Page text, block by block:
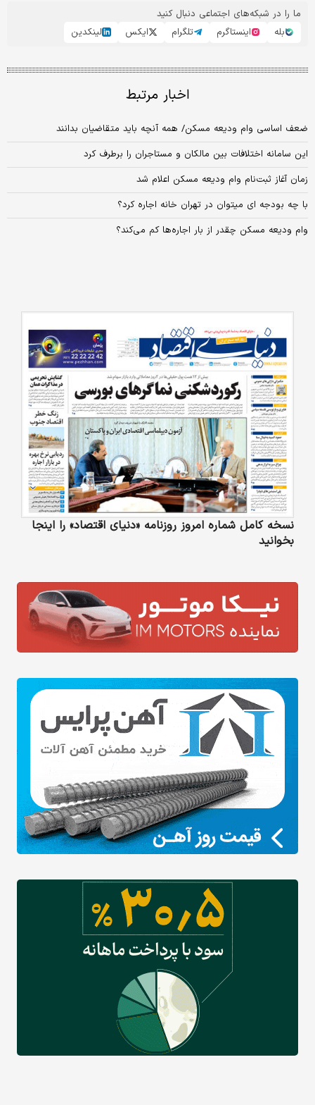
ما را در شبکه‌های اجتماعی دنبال کنید
بله
اینستاگرم تلگرام ایکس لینکدین
اخبار مرتبط
ضعف اساسی وام ودیعه مسکن/ همه آنچه باید متقاضیان بدانند
این سامانه اختلافات بین مالکان و مستاجران را برطرف کرد
زمان آغاز ثبت‌نام وام ودیعه مسکن اعلام شد
با چه بودجه ای میتوان در تهران خانه اجاره کرد؟
وام ودیعه مسکن چقدر از بار اجاره‌ها کم می‌کند؟
نسخه کامل شماره امروز روزنامه «دنیای‌ اقتصاد» را اینجا
بخوانید